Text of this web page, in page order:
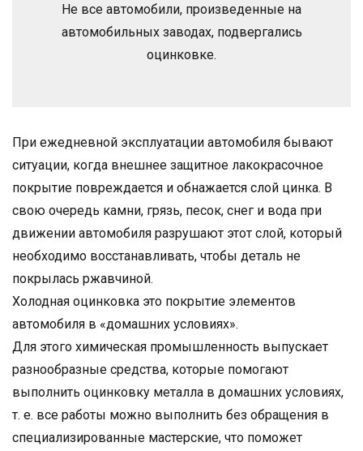
Не все автомобили, произведенные на
автомобильных заводах, подвергались
оцинковке.
При ежедневной эксплуатации автомобиля бывают
ситуации, когда внешнее защитное лакокрасочное
покрытие повреждается и обнажается слой цинка. В
свою очередь камни, грязь, песок, снег и вода при
движении автомобиля разрушают этот слой, который
необходимо восстанавливать, чтобы деталь не
покрылась ржавчиной.
Холодная оцинковка это покрытие элементов
автомобиля в «домашних условиях».
Для этого химическая промышленность выпускает
разнообразные средства, которые помогают
выполнить оцинковку металла в домашних условиях,
т. е. все работы можно выполнить без обращения в
специализированные мастерские, что поможет